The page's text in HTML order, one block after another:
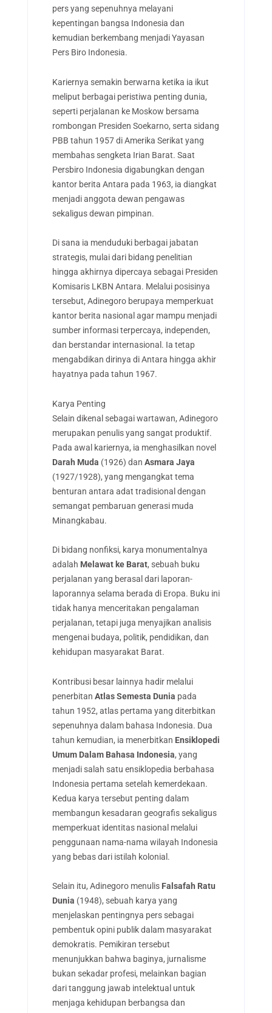
pers yang sepenuhnya melayani
kepentingan bangsa Indonesia dan
kemudian berkembang menjadi Yayasan
Pers Biro Indonesia.
Kariernya semakin berwarna ketika ia ikut
meliput berbagai peristiwa penting dunia,
seperti perjalanan ke Moskow bersama
rombongan Presiden Soekarno, serta sidang
PBB tahun 1957 di Amerika Serikat yang
membahas sengketa Irian Barat. Saat
Persbiro Indonesia digabungkan dengan
kantor berita Antara pada 1963, ia diangkat
menjadi anggota dewan pengawas
sekaligus dewan pimpinan.
Di sana ia menduduki berbagai jabatan
strategis, mulai dari bidang penelitian
hingga akhirnya dipercaya sebagai Presiden
Komisaris LKBN Antara. Melalui posisinya
tersebut, Adinegoro berupaya memperkuat
kantor berita nasional agar mampu menjadi
sumber informasi terpercaya, independen,
dan berstandar internasional. Ia tetap
mengabdikan dirinya di Antara hingga akhir
hayatnya pada tahun 1967.
Karya Penting
Selain dikenal sebagai wartawan, Adinegoro
merupakan penulis yang sangat produktif.
Pada awal kariernya, ia menghasilkan novel
Darah Muda (1926) dan Asmara Jaya
(1927/1928), yang mengangkat tema
benturan antara adat tradisional dengan
semangat pembaruan generasi muda
Minangkabau.
Di bidang nonfiksi, karya monumentalnya
adalah Melawat ke Barat, sebuah buku
perjalanan yang berasal dari laporan-
laporannya selama berada di Eropa. Buku ini
tidak hanya menceritakan pengalaman
perjalanan, tetapi juga menyajikan analisis
mengenai budaya, politik, pendidikan, dan
kehidupan masyarakat Barat.
Kontribusi besar lainnya hadir melalui
penerbitan Atlas Semesta Dunia pada
tahun 1952, atlas pertama yang diterbitkan
sepenuhnya dalam bahasa Indonesia. Dua
tahun kemudian, ia menerbitkan Ensiklopedi
Umum Dalam Bahasa Indonesia, yang
menjadi salah satu ensiklopedia berbahasa
Indonesia pertama setelah kemerdekaan.
Kedua karya tersebut penting dalam
membangun kesadaran geografis sekaligus
memperkuat identitas nasional melalui
penggunaan nama-nama wilayah Indonesia
yang bebas dari istilah kolonial.
Selain itu, Adinegoro menulis Falsafah Ratu
Dunia (1948), sebuah karya yang
menjelaskan pentingnya pers sebagai
pembentuk opini publik dalam masyarakat
demokratis. Pemikiran tersebut
menunjukkan bahwa baginya, jurnalisme
bukan sekadar profesi, melainkan bagian
dari tanggung jawab intelektual untuk
menjaga kehidupan berbangsa dan